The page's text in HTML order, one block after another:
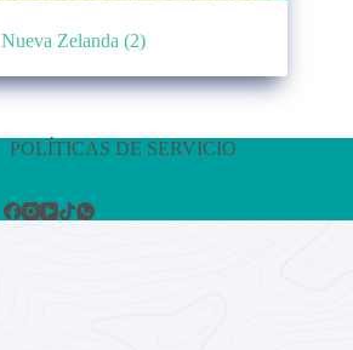
Nueva Zelanda (2)
POLÍTICAS DE SERVICIO